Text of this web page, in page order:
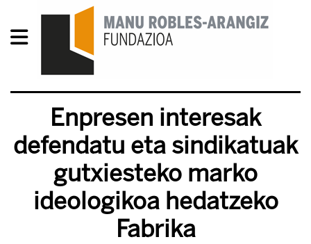
Enpresen interesak
defendatu eta sindikatuak
gutxiesteko marko
ideologikoa hedatzeko
Fabrika